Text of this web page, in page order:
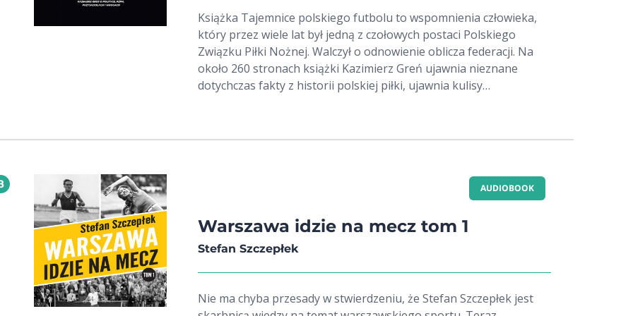
Książka Tajemnice polskiego futbolu to wspomnienia człowieka,
który przez wiele lat był jedną z czołowych postaci Polskiego
Związku Piłki Nożnej. Walczył o odnowienie oblicza federacji. Na
około 260 stronach książki Kazimierz Greń ujawnia nieznane
dotychczas fakty z historii polskiej piłki, ujawnia kulisy
AUDIOBOOK
Warszawa idzie na mecz tom 1
Stefan Szczepłek
Nie ma chyba przesady w stwierdzeniu, że Stefan Szczepłek jest